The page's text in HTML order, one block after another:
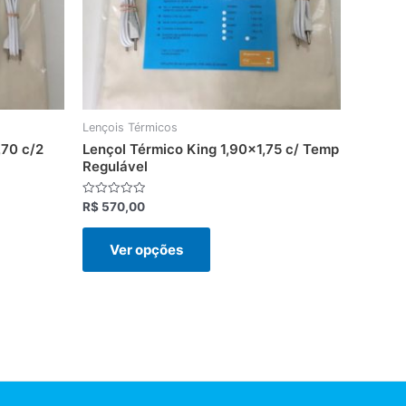
c/2
Lençois Térmicos
Lençol Térmico King 1,90×1,75 c/ Temp
Regulável
Avaliação
0
de
R$ 570,00
Ver opções
podem
ser
escolhidas
produto